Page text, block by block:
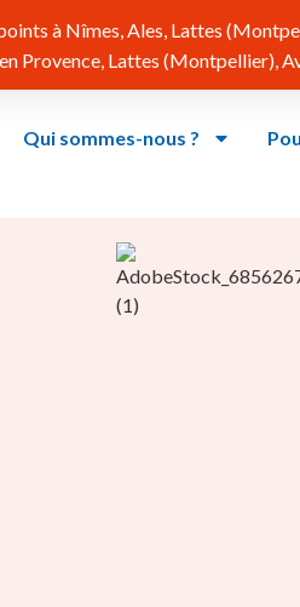
à Nîmes, Ales, Lattes
Provence, Lattes (Montpellier),
Qui sommes-nous ?